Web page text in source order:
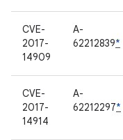
CVE-
2017-
14909
A-
62212839*
CVE-
2017-
14914
A-
62212297*